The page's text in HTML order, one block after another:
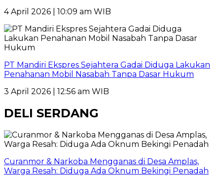
4 April 2026 | 10:09 am WIB
PT Mandiri Ekspres Sejahtera Gadai Diduga Lakukan
Penahanan Mobil Nasabah Tanpa Dasar Hukum
3 April 2026 | 12:56 am WIB
DELI SERDANG
Curanmor & Narkoba Mengganas di Desa Amplas,
Warga Resah: Diduga Ada Oknum Bekingi Penadah